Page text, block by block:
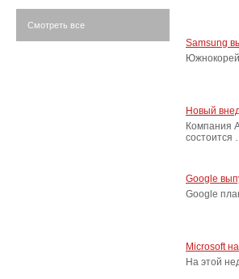
Samsung
Новый
Компания
состоится
Google
Google
Microsoft
На этой
Смотреть все